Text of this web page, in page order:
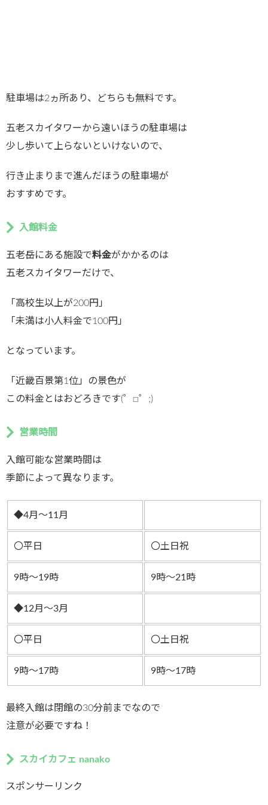
駐車場は2ヵ所あり、どちらも無料です。
五老スカイタワーから遠いほうの駐車場は
少し歩いて上らないといけないので、
行き止まりまで進んだほうの駐車場が
おすすめです。
入館料金
五老岳にある施設で料金がかかるのは
五老スカイタワーだけで、
「高校生以上が200円」
「未満は小人料金で100円」
となっています。
「近畿百景第1位」の景色が
この料金とはおどろきです(゜□゜;)
営業時間
入館可能な営業時間は
季節によって異なります。
◆4月～11月
〇平日 〇土日祝
9時～19時 9時～21時
◆12月～3月
〇平日 〇土日祝
9時～17時 9時～17時
最終入館は閉館の30分前までなので
注意が必要ですね！
スカイカフェ nanako
スポンサーリンク